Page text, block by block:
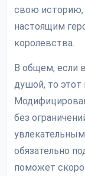
свою историю,
настоящим
королевства.
В общем, если
душой, то
без
обязательно
поможет